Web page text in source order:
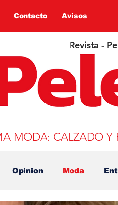
Contacto Avisos
Revista -
MODA: CALZADO Y
Opinion Moda